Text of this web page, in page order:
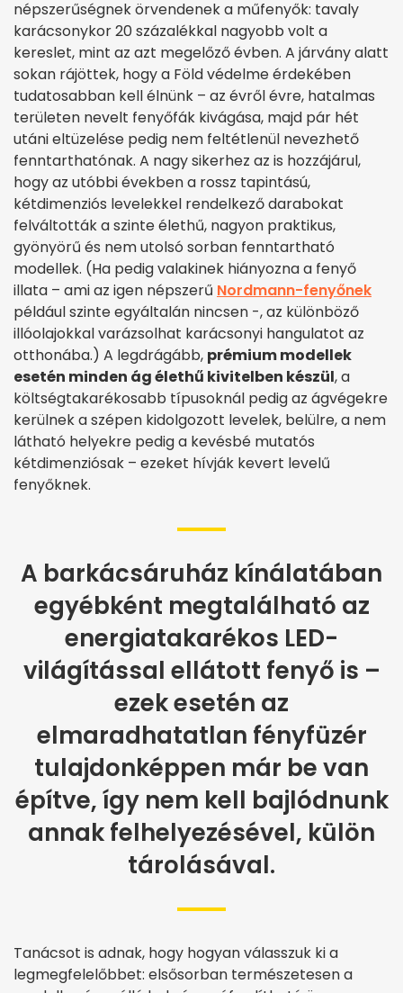
népszerűségnek örvendenek a műfenyők: tavaly
karácsonykor 20 százalékkal nagyobb volt a
kereslet, mint az azt megelőző évben. A járvány alatt
sokan rájöttek, hogy a Föld védelme érdekében
tudatosabban kell élnünk – az évről évre, hatalmas
területen nevelt fenyőfák kivágása, majd pár hét
utáni eltüzelése pedig nem feltétlenül nevezhető
fenntarthatónak. A nagy sikerhez az is hozzájárul,
hogy az utóbbi években a rossz tapintású,
kétdimenziós levelekkel rendelkező darabokat
felváltották a szinte élethű, nagyon praktikus,
gyönyörű és nem utolsó sorban fenntartható
modellek. (Ha pedig valakinek hiányozna a fenyő
illata – ami az igen népszerű Nordmann-fenyőnek
például szinte egyáltalán nincsen -, az különböző
illóolajokkal varázsolhat karácsonyi hangulatot az
otthonába.) A legdrágább, prémium modellek
esetén minden ág élethű kivitelben készül, a
költségtakarékosabb típusoknál pedig az ágvégekre
kerülnek a szépen kidolgozott levelek, belülre, a nem
látható helyekre pedig a kevésbé mutatós
kétdimenziósak – ezeket hívják kevert levelű
fenyőknek.
A barkácsáruház kínálatában
egyébként megtalálható az
energiatakarékos LED-
világítással ellátott fenyő is –
ezek esetén az
elmaradhatatlan fényfüzér
tulajdonképpen már be van
építve, így nem kell bajlódnunk
annak felhelyezésével, külön
tárolásával.
Tanácsot is adnak, hogy hogyan válasszuk ki a
legmegfelelőbbet: elsősorban természetesen a